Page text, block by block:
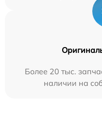
Более 20 тыс.
наличии на